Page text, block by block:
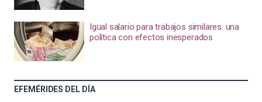
Igual salario para trabajos similares: una
política con efectos inesperados
EFEMÉRIDES DEL DÍA